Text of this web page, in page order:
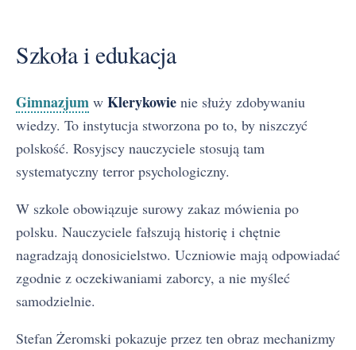
Szkoła i edukacja
Gimnazjum w Klerykowie nie służy zdobywaniu
wiedzy. To instytucja stworzona po to, by niszczyć
polskość. Rosyjscy nauczyciele stosują tam
systematyczny terror psychologiczny.
W szkole obowiązuje surowy zakaz mówienia po
polsku. Nauczyciele fałszują historię i chętnie
nagradzają donosicielstwo. Uczniowie mają odpowiadać
zgodnie z oczekiwaniami zaborcy, a nie myśleć
samodzielnie.
Stefan Żeromski pokazuje przez ten obraz mechanizmy